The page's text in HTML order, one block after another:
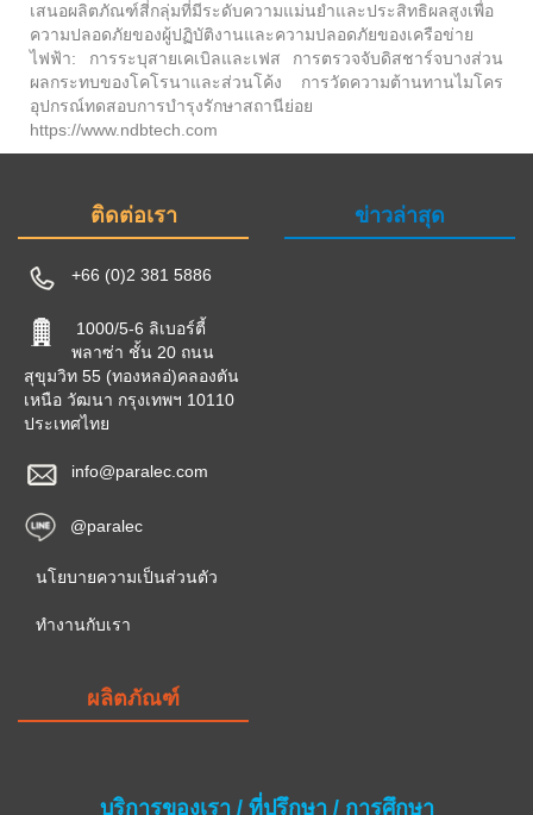
เสนอผลิตภัณฑ์สี่กลุ่มที่มีระดับความแม่นยำและประสิทธิผลสูงเพื่อ
ความปลอดภัยของผู้ปฏิบัติงานและความปลอดภัยของเครือข่าย
ไฟฟ้า: การระบุสายเคเบิลและเฟส การตรวจจับดิสชาร์จบางส่วน
ผลกระทบของโคโรนาและส่วนโค้ง การวัดความต้านทานไมโคร
อุปกรณ์ทดสอบการบำรุงรักษาสถานีย่อย
https://www.ndbtech.com
ติดต่อเรา
+66 (0)2 381 5886
1000/5-6 ลิเบอร์ตี้
พลาซ่า ชั้น 20 ถนน
สุขุมวิท 55 (ทองหลอ่)คลองตัน
เหนือ วัฒนา กรุงเทพฯ 10110
ประเทศไทย
info@paralec.com
@paralec
นโยบายความเป็นส่วนตัว
ทำงานกับเรา
ข่าวล่าสุด
ผลิตภัณฑ์
บริการของเรา / ที่ปรึกษา / การศึกษา